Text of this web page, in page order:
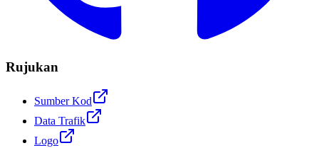
Rujukan
Sumber Kod
Data Trafik
Logo